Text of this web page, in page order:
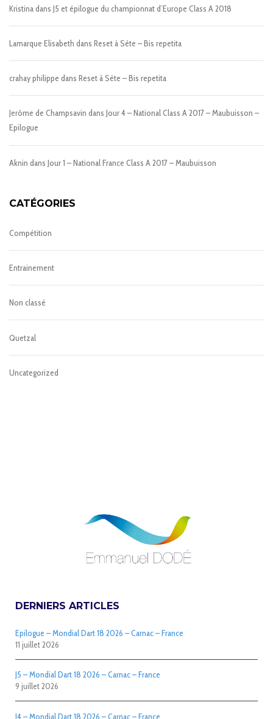
Kristinadans J5 et épilogue du championnat d’Europe Class A 2018
Lamarque Elisabeth dans Reset à Sète – Bis repetita
crahay philippe dans Reset à Sète – Bis repetita
Jerôme de Champsavin dans Jour 4 – National Class A 2017 – Maubuisson –
Epilogue
Aknin dans Jour 1 – National France Class A 2017 – Maubuisson
CATÉGORIES
Compétition
Entrainement
Non classé
Quetzal
Uncategorized
DERNIERS ARTICLES
Epilogue – Mondial Dart 18 2026 – Carnac – France
11 juillet 2026
J5 – Mondial Dart 18 2026 – Carnac – France
9 juillet 2026
J4 – Mondial Dart 18 2026 – Carnac – France